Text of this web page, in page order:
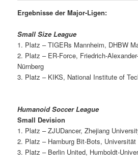
Ergebnisse der Major-Ligen:
Small Size League
1. Platz – TIGERs Mannheim, DHBW
2. Platz – ER-Force, Friedrich-
Nürnberg
3. Platz – KIKS, National Institute of
Humanoid Soccer League
Small Devision
1. Platz – ZJUDancer, Zhejiang
2. Platz – Hamburg Bit-Bots, Universität
3. Platz – Berlin United, Humboldt-